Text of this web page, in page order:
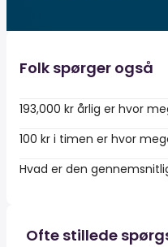
Folk spørger også
193,000 kr årlig er hvor
100 kr i timen er hvor
Hvad er den
Ofte stillede